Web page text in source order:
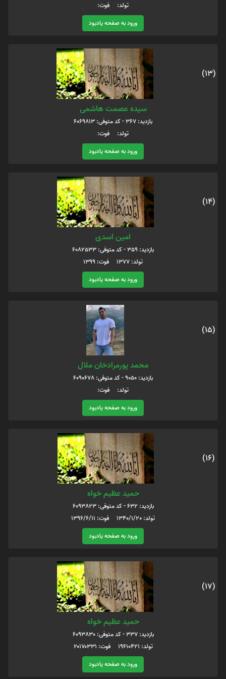
تولد: فوت:
ورود به صفحه یادبود
(13)
سیده عصمت هاشمی
بازدید: 367 - کد متوفی: 6069813
تولد: فوت:
ورود به صفحه یادبود
(14)
امین اسدی
بازدید: 359 - کد متوفی: 6082533
تولد: ۱۳۷۷ فوت: ۱۳۹۹
ورود به صفحه یادبود
(15)
محمد پورمرادخان ملال
بازدید: 9050 - کد متوفی: 6090678
تولد: فوت:
ورود به صفحه یادبود
(16)
حمید عظیم خواه
بازدید: 632 - کد متوفی: 6093823
تولد: 1340/1/20 فوت: 1396/6/11
ورود به صفحه یادبود
(17)
حمید عظیم خواه
بازدید: 337 - کد متوفی: 6093830
تولد: ۱۹۶۱۰۴۲۱ فوت: ۲۰۱۷۰۳۳۱
ورود به صفحه یادبود